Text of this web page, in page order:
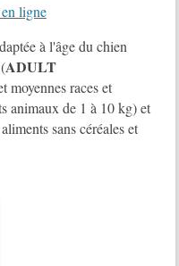
ligne
à l'âge du chien
ADULT
moyennes races et
animaux de 1 à 10 kg) et
sans céréales et